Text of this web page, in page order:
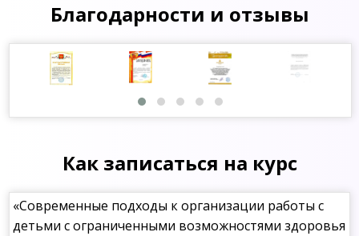
Благодарности и отзывы
Как записаться на курс
«Современные подходы к организации работы с
детьми с ограниченными возможностями здоровья